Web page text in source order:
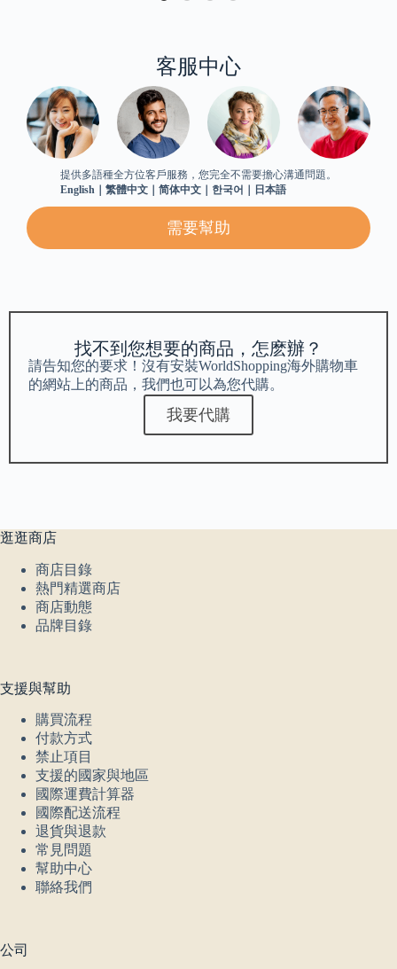
客服中心
提供多語種全方位客戶服務，您完全不需要擔心溝通問題。
English｜繁體中文｜简体中文｜한국어｜日本語
需要幫助
找不到您想要的商品，怎麽辦？
請告知您的要求！沒有安裝WorldShopping海外購物車
的網站上的商品，我們也可以為您代購。
我要代購
逛逛商店
商店目錄
熱門精選商店
商店動態
品牌目錄
支援與幫助
購買流程
付款方式
禁止項目
支援的國家與地區
國際運費計算器
國際配送流程
退貨與退款
常見問題
幫助中心
聯絡我們
公司